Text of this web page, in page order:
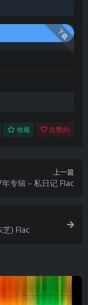
下载
收藏 点赞(0)
上一篇
杨千嬅 – 1997年专辑 – 私日记 Flac
郑秀文 – 1990年专辑 – 思念(日本东芝) Flac